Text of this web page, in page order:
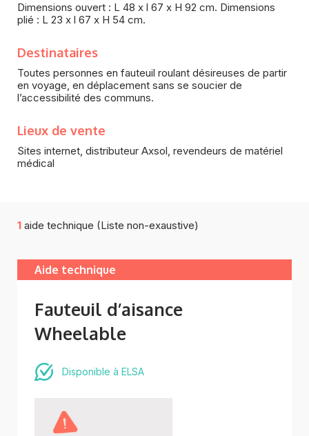
Dimensions ouvert : L 48 x l 67 x H 92 cm. Dimensions
plié : L 23 x l 67 x H 54 cm.
Destinataires
Toutes personnes en fauteuil roulant désireuses de partir
en voyage, en déplacement sans se soucier de
l’accessibilité des communs.
Lieux de vente
Sites internet, distributeur Axsol, revendeurs de matériel
médical
1 aide technique (Liste non-exaustive)
Aide technique
Fauteuil d’aisance
Wheelable
Disponible à ELSA